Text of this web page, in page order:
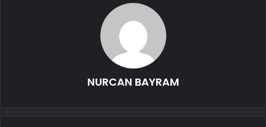
NURCAN BAYRAM